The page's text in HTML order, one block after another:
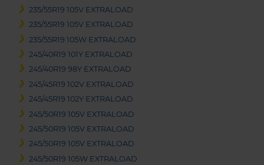
235/55R19 105V EXTRALOAD
235/55R19 105V EXTRALOAD
235/55R19 105W EXTRALOAD
245/40R19 101Y EXTRALOAD
245/40R19 98Y EXTRALOAD
245/45R19 102V EXTRALOAD
245/45R19 102Y EXTRALOAD
245/50R19 105V EXTRALOAD
245/50R19 105V EXTRALOAD
245/50R19 105V EXTRALOAD
245/50R19 105W EXTRALOAD